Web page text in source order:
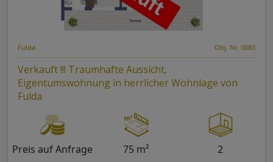
Fulda Obj. Nr. 0083
Verkauft !!! Traumhafte Aussicht,
Eigentumswohnung in herrlicher Wohnlage von
Fulda
Preis auf Anfrage 75 m² 2